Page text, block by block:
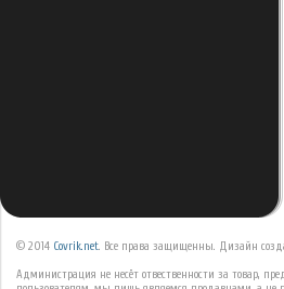
© 2014 Covrik.net. Все права защищенны. Дизайн
Администрация не несёт отвественности за товар,